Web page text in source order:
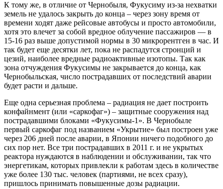
К тому же, в отличие от Чернобыля, Фукусиму из-за нехватки
земель не удалось закрыть до конца – через зону время от
времени ходят даже рейсовые автобусы и просто автомобили,
хотя это влечет за собой вредное облучение пассажиров — в
15-16 раз выше допустимой нормы в 30 микрорентген в час. И
так будет еще десятки лет, пока не распадутся стронций и
цезий, наиболее вредные радиоактивные изотопы. Так как
зона отчуждения Фукусимы не закрывается до конца, как
Чернобыльская, число пострадавших от последствий аварии
будет расти и дальше.
Еще одна серьезная проблема – радиация не дает построить
конфайнмент (или «саркофаг») – защитные сооружения над
пострадавшими блоками «Фукусимы-1». В Чернобыле
первый саркофаг под названием «Укрытие» был построен уже
через 206 дней после аварии, в Японии ничего подобного до
сих пор нет. Все три пострадавших в 2011 г. и не укрытых
реактора нуждаются в наблюдении и обслуживании, так что
энергетикам, которых привлекли к работам здесь в количестве
уже более 130 тыс. человек (партиями, не всех сразу),
пришлось принимать повышенные дозы радиации.